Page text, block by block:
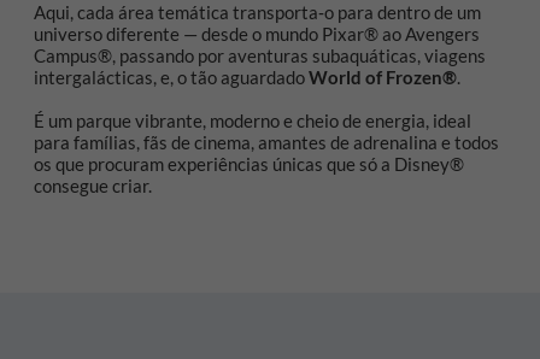
Aqui, cada área temática transporta‑o para dentro de um
universo diferente — desde o mundo Pixar® ao Avengers
Campus®, passando por aventuras subaquáticas, viagens
intergalácticas, e, o tão aguardadoWorld of Frozen®.
É um parque vibrante, moderno e cheio de energia, ideal
para famílias, fãs de cinema, amantes de adrenalina e todos
os que procuram experiências únicas que só a Disney®
consegue criar.